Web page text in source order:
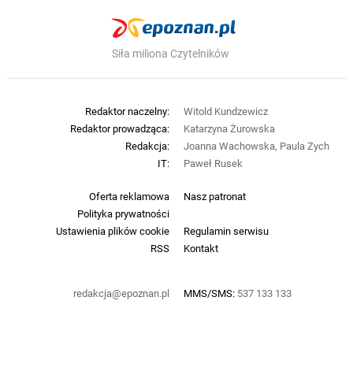
Siła miliona Czytelników
Oferta reklamowa
Nasz patronat
Polityka prywatności
Ustawienia plików cookie
Regulamin serwisu
RSS
Kontakt
redakcja@epoznan.pl MMS/SMS: 537 133 133
Redaktor naczelny:
Witold Kundzewicz
Redaktor prowadząca:
Katarzyna Żurowska
Redakcja:
Joanna Wachowska, Paula Zych
IT:
Paweł Rusek